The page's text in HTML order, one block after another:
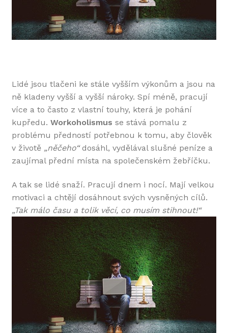
Lidé jsou tlačeni ke stále vyšším výkonům a jsou na
ně kladeny vyšší a vyšší nároky. Spí méně, pracují
více a to často z vlastní touhy, která je pohání
kupředu. Workoholismus se stává pomalu z
problému předností potřebnou k tomu, aby člověk
v životě „něčeho“dosáhl, vydělával slušné peníze a
zaujímal přední místa na společenském žebříčku.
A tak se lidé snaží. Pracují dnem i nocí. Mají velkou
motivaci a chtějí dosáhnout svých vysněných cílů.
„Tak málo času a tolik věcí, co musím stihnout!“